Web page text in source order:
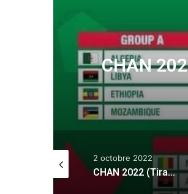
CHAN
ambition d’un secteur
2 octobre 2022
CHAN 2022 (Tirage au sort): l’Algérie fixée sur ses adversaires